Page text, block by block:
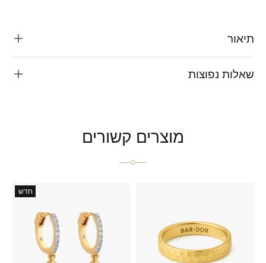
תיאור
שאלות נפוצות
מוצרים קשורים
חדש